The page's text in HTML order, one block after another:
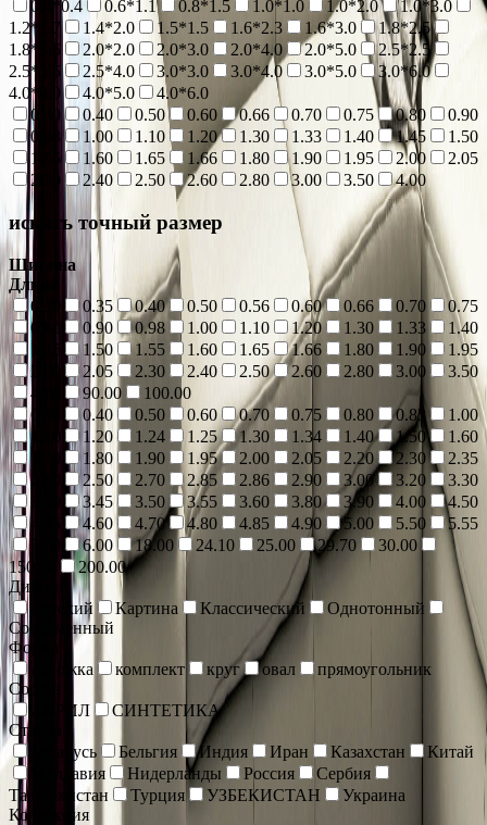
0.4*0.4
0.6*1.1 0.8*1.5 1.0*1.0 1.0*2.0
1.0*3.0
1.2*1.7
1.4*2.0 1.5*1.5 1.6*2.3 1.6*3.0
1.8*2.5
1.8*3.5
2.0*2.0 2.0*3.0 2.0*4.0 2.0*5.0
2.5*2.5
2.5*3.5
2.5*4.0 3.0*3.0 3.0*4.0 3.0*5.0
3.0*6.0
4.0*4.0
4.0*5.0
4.0*6.0
0.30
0.40 0.50 0.60 0.66 0.70 0.75 0.80
0.90
0.98
1.00 1.10 1.20 1.30 1.33 1.40 1.45
1.50
1.55
1.60 1.65 1.66 1.80 1.90 1.95 2.00
2.05
2.30
2.40 2.50 2.60 2.80 3.00 3.50 4.00
искать точный размер
Ширина
Длина
0.30
0.35 0.40 0.50 0.56 0.60 0.66 0.70
0.75
0.80
0.90 0.98 1.00 1.10 1.20 1.30 1.33
1.40
1.45
1.50 1.55 1.60 1.65 1.66 1.80 1.90
1.95
2.00
2.05 2.30 2.40 2.50 2.60 2.80 3.00
3.50
4.00
90.00
100.00
0.30
0.40 0.50 0.60 0.70 0.75 0.80 0.83
1.00
1.10
1.20 1.24 1.25 1.30 1.34 1.40 1.50
1.60
1.70
1.80 1.90 1.95 2.00 2.05 2.20 2.30
2.35
2.40
2.50 2.70 2.85 2.86 2.90 3.00 3.20
3.30
3.40
3.45 3.50 3.55 3.60 3.80 3.90 4.00
4.50
4.55
4.60 4.70 4.80 4.85 4.90 5.00 5.50
5.55
5.60
6.00 18.00 24.10 25.00 29.70
30.00
150.00
200.00
Дизайн
Детский
Картина Классический
Однотонный
Современный
Форма
дорожка
комплект круг овал
прямоугольник
Состав
АКРИЛ
СИНТЕТИКА
Страна
Беларусь
Бельгия Индия Иран Казахстан
Китай
Молдавия
Нидерланды Россия
Сербия
Таджикистан
Турция УЗБЕКИСТАН
Украина
Коллекция